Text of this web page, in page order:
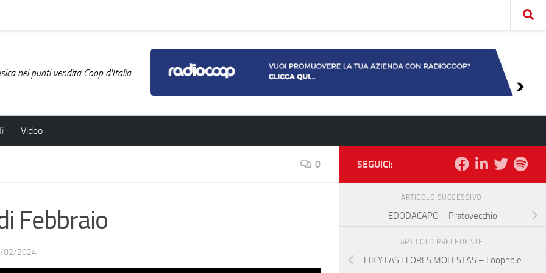
nei punti vendita Coop d'Italia
Video
0
Febbraio
02/2024
SEGUICI:
ARTICOLO SUCCESSIVO
EDODACAPO – Pratovecchio
ARTICOLO PRECEDENTE
FIK Y LAS FLORES MOLESTAS – Loophole